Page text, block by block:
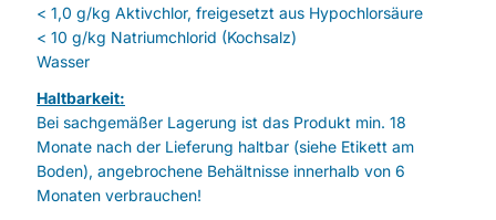
< 1,0 g/kg Aktivchlor, freigesetzt aus Hypochlorsäure
< 10 g/kg Natriumchlorid (Kochsalz)
Wasser
Haltbarkeit:
Bei sachgemäßer Lagerung ist das Produkt min. 18
Monate nach der Lieferung haltbar (siehe Etikett am
Boden), angebrochene Behältnisse innerhalb von 6
Monaten verbrauchen!